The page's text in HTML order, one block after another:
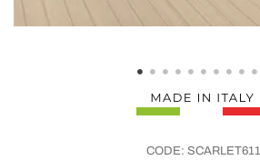
CODE: SCARLET611